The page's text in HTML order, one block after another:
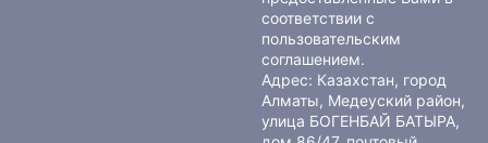
соответствии с
пользовательским
соглашением.
Адрес: Казахстан, город
Алматы, Медеуский район,
улица БОГЕНБАЙ БАТЫРА,